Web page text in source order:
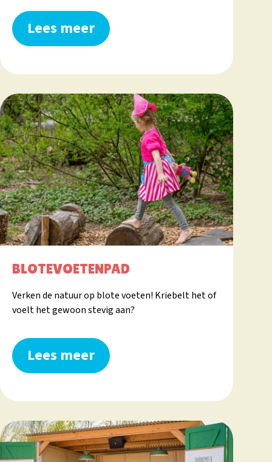
Lees meer
BLOTEVOETENPAD
Verken de natuur op blote voeten! Kriebelt het of
voelt het gewoon stevig aan?
Lees meer